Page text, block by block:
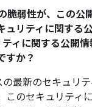
脆弱性が、この公
ュリティに関する
ィに関する公開
すか？
最新のセキュリ
このセキュリティ